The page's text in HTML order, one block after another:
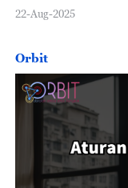
22-Aug-2025
Orbit